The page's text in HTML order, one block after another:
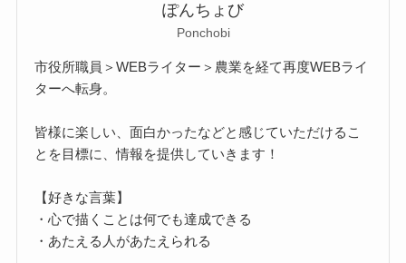
ぽんちょび
Ponchobi
市役所職員＞WEBライター＞農業を経て再度WEBライ
ターへ転身。
皆様に楽しい、面白かったなどと感じていただけるこ
とを目標に、情報を提供していきます！
【好きな言葉】
・心で描くことは何でも達成できる
・あたえる人があたえられる